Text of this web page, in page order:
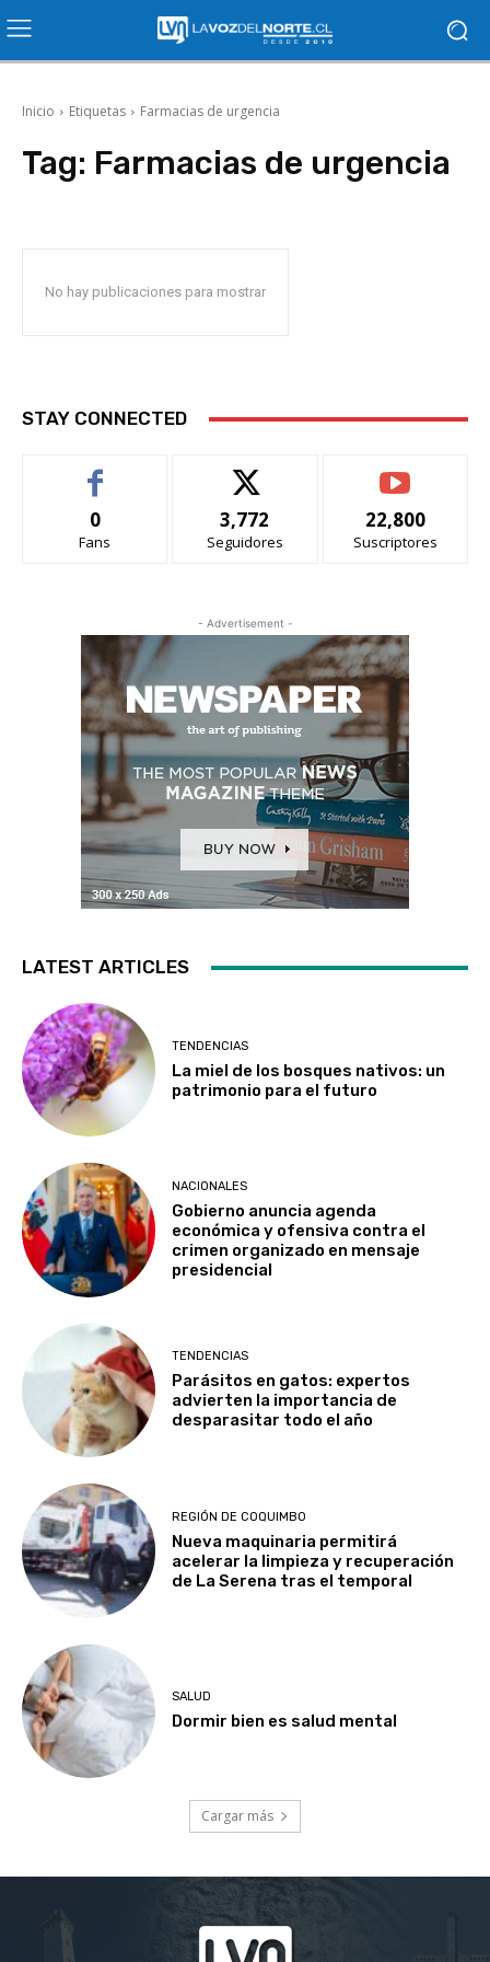
Inicio Etiquetas Farmacias de urgencia
Tag: Farmacias de urgencia
No hay publicaciones para mostrar
STAY CONNECTED
0
Fans
3,772
Seguidores
22,800
Suscriptores
- Advertisement -
LATEST ARTICLES
TENDENCIAS
La miel de los bosques nativos: un
patrimonio para el futuro
NACIONALES
Gobierno anuncia agenda
económica y ofensiva contra el
crimen organizado en mensaje
presidencial
TENDENCIAS
Parásitos en gatos: expertos
advierten la importancia de
desparasitar todo el año
REGIÓN DE COQUIMBO
Nueva maquinaria permitirá
acelerar la limpieza y recuperación
de La Serena tras el temporal
SALUD
Dormir bien es salud mental
Cargar más